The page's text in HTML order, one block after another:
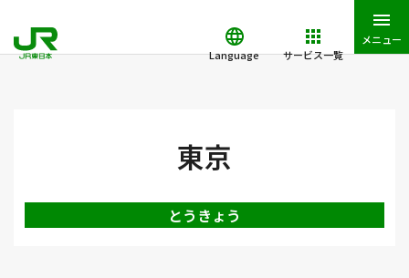
Language サービス一覧
メニュー
東京
とうきょう